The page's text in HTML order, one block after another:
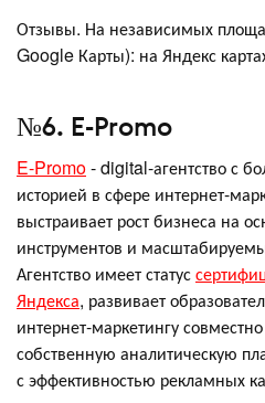
Отзывы. На независимых
Google Карты): на Яндекс
№6. E-Promo
E-Promo- digital-агентство с
историей в сфере интернет-
выстраивает рост бизнеса на
инструментов и
Агентство имеет статус
Яндекса, развивает
интернет-маркетингу
собственную аналитическую
с эффективностью рекламных